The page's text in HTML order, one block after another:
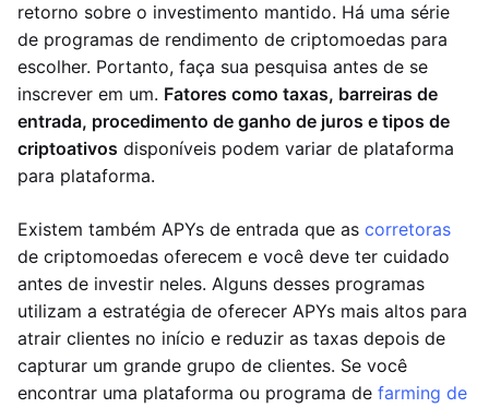
retorno sobre o investimento mantido. Há uma série
de programas de rendimento de criptomoedas para
escolher. Portanto, faça sua pesquisa antes de se
inscrever em um. Fatores como taxas, barreiras de
entrada, procedimento de ganho de juros e tipos de
criptoativos disponíveis podem variar de plataforma
para plataforma.
Existem também APYs de entrada que as corretoras
de criptomoedas oferecem e você deve ter cuidado
antes de investir neles. Alguns desses programas
utilizam a estratégia de oferecer APYs mais altos para
atrair clientes no início e reduzir as taxas depois de
capturar um grande grupo de clientes. Se você
encontrar uma plataforma ou programa de farming de